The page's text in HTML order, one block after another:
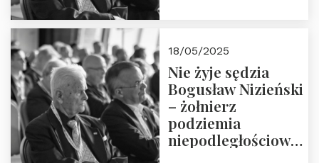
18/05/2025
Nie żyje sędzia
Bogusław Nizieński
– żołnierz
podziemia
niepodległościowego